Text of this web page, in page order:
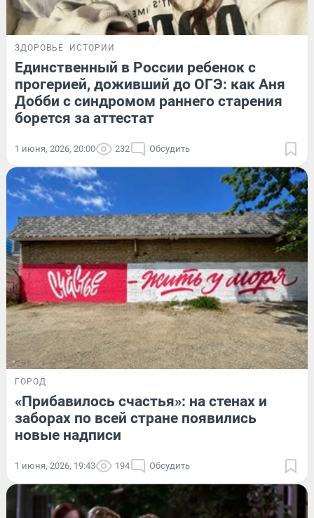
ЗДОРОВЬЕ ИСТОРИИ
Единственный в России ребенок с
прогерией, доживший до ОГЭ: как Аня
Добби с синдромом раннего старения
борется за аттестат
1 июня, 2026, 20:00 232 Обсудить
ГОРОД
«Прибавилось счастья»: на стенах и
заборах по всей стране появились
новые надписи
1 июня, 2026, 19:43 194 Обсудить